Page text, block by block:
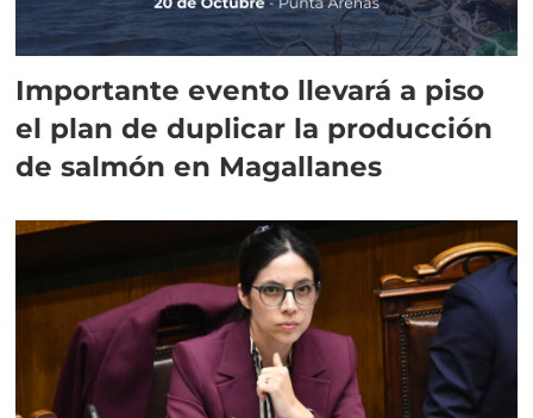
Importante evento llevará a piso
el plan de duplicar la producción
de salmón en Magallanes